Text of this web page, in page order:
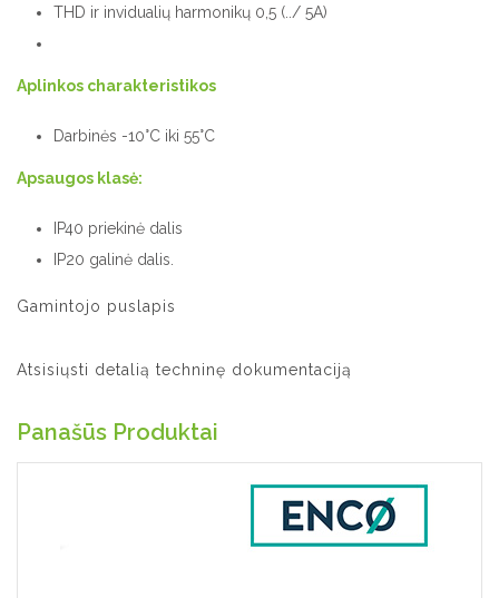
THD ir invidualių harmonikų 0,5 (../ 5A)
Aplinkos charakteristikos
Darbinės -10°C iki 55°C
Apsaugos klasė:
IP40 priekinė dalis
IP20 galinė dalis.
Gamintojo puslapis
Atsisiųsti detalią techninę dokumentaciją
Panašūs Produktai